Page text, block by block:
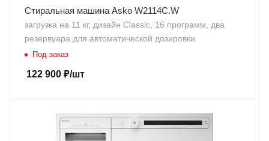
Стиральная машина Asko W2114C.W
загрузка на 11 кг, дизайн Classic, 16 программ, два
резервуара для автоматической дозировки
Под заказ
122 900 ₽/шт